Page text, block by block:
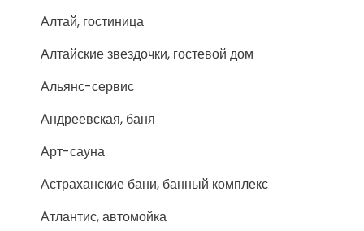
Алтай, гостиница
Алтайские звездочки, гостевой дом
Альянс-сервис
Андреевская, баня
Арт-сауна
Астраханские бани, банный комплекс
Атлантис, автомойка